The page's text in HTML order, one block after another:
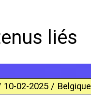
liés
10-02-2025 / Belgique